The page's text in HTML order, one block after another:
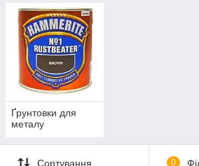
Ґрунтовки для
металу
Сортування 0